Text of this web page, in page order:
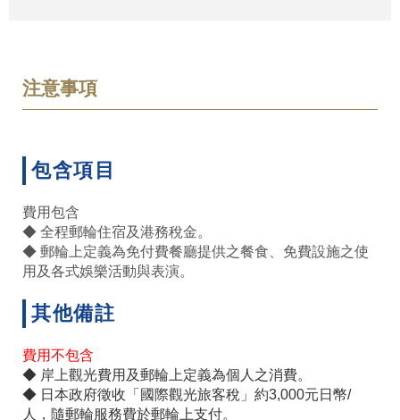
注意事項
包含項目
費用包含
◆ 全程郵輪住宿及港務稅金。
◆ 郵輪上定義為免付費餐廳提供之餐食、免費設施之使
用及各式娛樂活動與表演。
其他備註
費用不包含
◆ 岸上觀光費用及郵輪上定義為個人之消費。
◆ 日本政府徵收「國際觀光旅客稅」約3,000元日幣/
人，隨郵輪服務費於郵輪上支付。